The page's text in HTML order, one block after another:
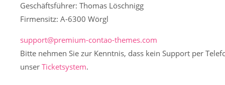
Geschäftsführer: Thomas Löschnigg
Firmensitz: A-6300 Wörgl
support@premium-contao-themes.com
Bitte nehmen Sie zur Kenntnis, dass kein Support per
unser Ticketsystem.